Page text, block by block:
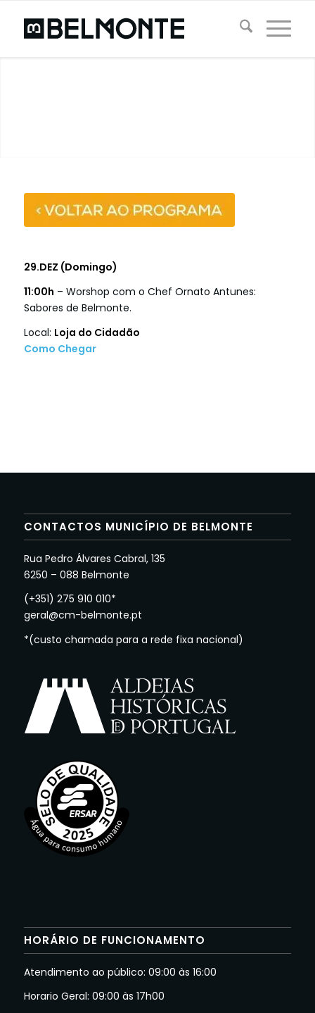
29.DEZ (Domingo)
11:00h – Worshop com o Chef Ornato Antunes:
Sabores de Belmonte.
Local: Loja do Cidadão
Como Chegar
CONTACTOS MUNICÍPIO DE BELMONTE
Rua Pedro Álvares Cabral, 135
6250 – 088 Belmonte
(+351) 275 910 010*
geral@cm-belmonte.pt
*(custo chamada para a rede fixa nacional)
HORÁRIO DE FUNCIONAMENTO
Atendimento ao público: 09:00 às 16:00
Horario Geral: 09:00 às 17h00